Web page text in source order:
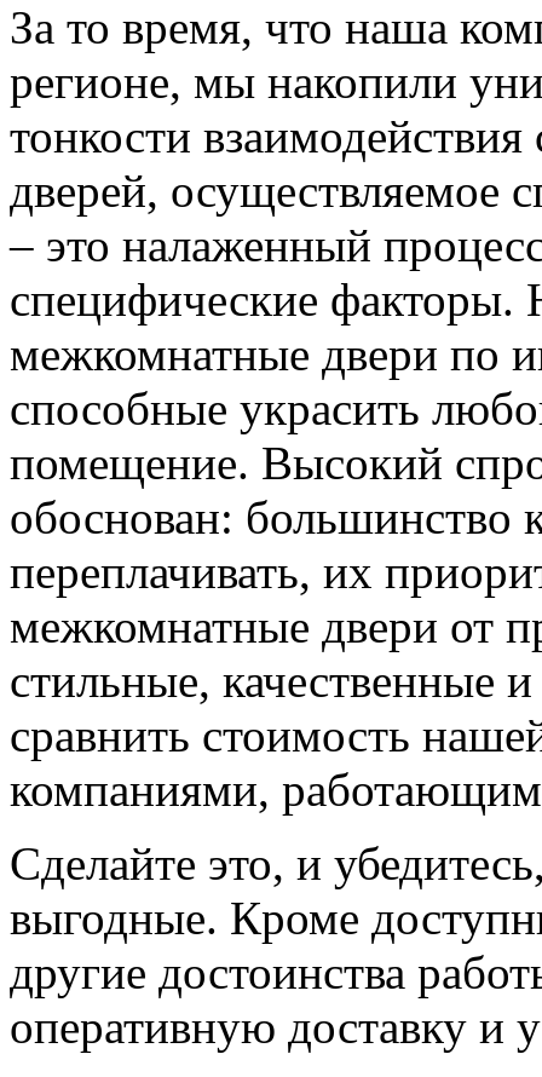
За то время, что наша
регионе, мы накопили
тонкости
дверей, осуществляемое
– это налаженный
специфические
межкомнатные двери по
способные украсить
помещение. Высокий
обоснован: большинство
переплачивать, их
межкомнатные двери от
стильные, качественные
сравнить стоимость
компаниями,
Сделайте это, и
выгодные. Кроме
другие достоинства
оперативную доставку и